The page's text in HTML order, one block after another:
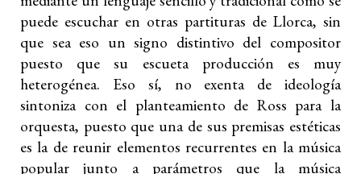
puede escuchar en otras partituras de Llorca, sin
que sea eso un signo distintivo del compositor
puesto que su escueta producción es muy
heterogénea. Eso sí, no exenta de ideología
sintoniza con el planteamiento de Ross para la
orquesta, puesto que una de sus premisas estéticas
es la de reunir elementos recurrentes en la música
popular junto a parámetros que la música